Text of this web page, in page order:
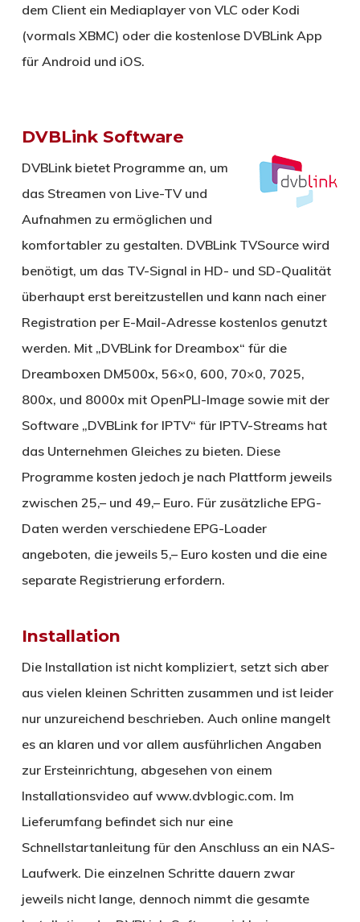
dem Client ein Mediaplayer von VLC oder Kodi
(vormals XBMC) oder die kostenlose DVBLink App
für Android und iOS.
DVBLink Software
DVBLink bietet Programme an, um
das Streamen von Live-TV und
Aufnahmen zu ermöglichen und
komfortabler zu gestalten. DVBLink TVSource wird
benötigt, um das TV-Signal in HD- und SD-Qualität
überhaupt erst bereitzustellen und kann nach einer
Registration per E-Mail-Adresse kostenlos genutzt
werden. Mit „DVBLink for Dreambox“ für die
Dreamboxen DM500x, 56×0, 600, 70×0, 7025,
800x, und 8000x mit OpenPLI-Image sowie mit der
Software „DVBLink for IPTV“ für IPTV-Streams hat
das Unternehmen Gleiches zu bieten. Diese
Programme kosten jedoch je nach Plattform jeweils
zwischen 25,– und 49,– Euro. Für zusätzliche EPG-
Daten werden verschiedene EPG-Loader
angeboten, die jeweils 5,– Euro kosten und die eine
separate Registrierung erfordern.
Installation
Die Installation ist nicht kompliziert, setzt sich aber
aus vielen kleinen Schritten zusammen und ist leider
nur unzureichend beschrieben. Auch online mangelt
es an klaren und vor allem ausführlichen Angaben
zur Ersteinrichtung, abgesehen von einem
Installationsvideo auf www.dvblogic.com. Im
Lieferumfang befindet sich nur eine
Schnellstartanleitung für den Anschluss an ein NAS-
Laufwerk. Die einzelnen Schritte dauern zwar
jeweils nicht lange, dennoch nimmt die gesamte